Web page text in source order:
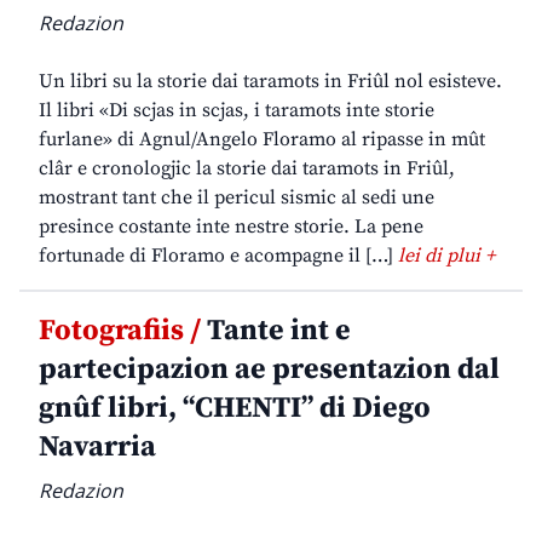
Redazion
Un libri su la storie dai taramots in Friûl nol esisteve.
Il libri «Di scjas in scjas, i taramots inte storie
furlane» di Agnul/Angelo Floramo al ripasse in mût
clâr e cronologjic la storie dai taramots in Friûl,
mostrant tant che il pericul sismic al sedi une
presince costante inte nestre storie. La pene
fortunade di Floramo e acompagne il […] lei di plui +
Fotografiis /Tante int e
partecipazion ae presentazion dal
gnûf libri, “CHENTI” di Diego
Navarria
Redazion